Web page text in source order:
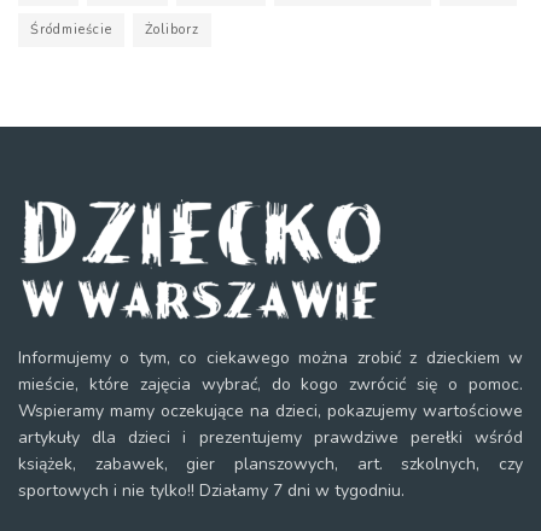
Śródmieście Żoliborz
Informujemy o tym, co ciekawego można zrobić z dzieckiem w
mieście, które zajęcia wybrać, do kogo zwrócić się o pomoc.
Wspieramy mamy oczekujące na dzieci, pokazujemy wartościowe
artykuły dla dzieci i prezentujemy prawdziwe perełki wśród
książek, zabawek, gier planszowych, art. szkolnych, czy
sportowych i nie tylko!! Działamy 7 dni w tygodniu.